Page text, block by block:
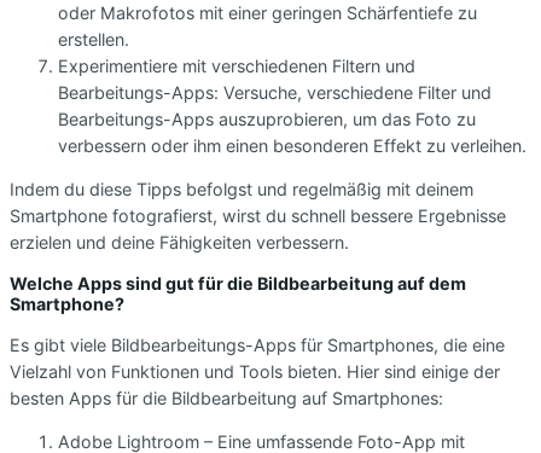
oder Makrofotos mit einer geringen Schärfentiefe zu
erstellen.
Experimentiere mit verschiedenen Filtern und
Bearbeitungs-Apps: Versuche, verschiedene Filter und
Bearbeitungs-Apps auszuprobieren, um das Foto zu
verbessern oder ihm einen besonderen Effekt zu verleihen.
Indem du diese Tipps befolgst und regelmäßig mit deinem
Smartphone fotografierst, wirst du schnell bessere Ergebnisse
erzielen und deine Fähigkeiten verbessern.
Welche Apps sind gut für die Bildbearbeitung auf dem
Smartphone?
Es gibt viele Bildbearbeitungs-Apps für Smartphones, die eine
Vielzahl von Funktionen und Tools bieten. Hier sind einige der
besten Apps für die Bildbearbeitung auf Smartphones:
Adobe Lightroom – Eine umfassende Foto-App mit